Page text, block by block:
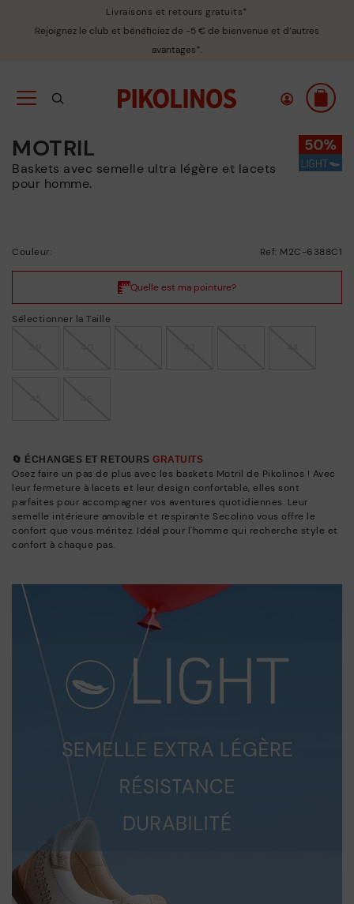
Livraisons et retours gratuits*
Rejoignez le club et bénéficiez de -5 € de bienvenue et d’autres
avantages*.
MOTRIL
Baskets avec semelle ultra légère et lacets
pour homme.
Couleur: Ref: M2C-6388C1
Sélectionner la Taille
🔄 ÉCHANGES ET RETOURS GRATUITS
Osez faire un pas de plus avec les baskets Motril de Pikolinos ! Avec
leur fermeture à lacets et leur design confortable, elles sont
parfaites pour accompagner vos aventures quotidiennes. Leur
semelle intérieure amovible et respirante Secolino vous offre le
confort que vous méritez. Idéal pour l'homme qui recherche style et
confort à chaque pas.